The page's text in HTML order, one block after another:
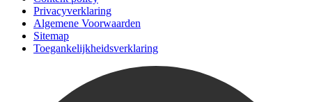
Privacyverklaring
Algemene Voorwaarden
Sitemap
Toegankelijkheidsverklaring